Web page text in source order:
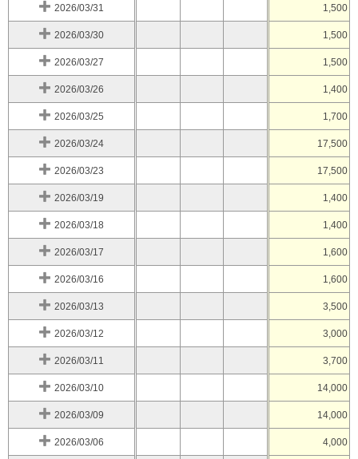
2026/03/31 1,500
2026/03/30 1,500
2026/03/27 1,500
2026/03/26 1,400
2026/03/25 1,700
2026/03/24 17,500
2026/03/23 17,500
2026/03/19 1,400
2026/03/18 1,400
2026/03/17 1,600
2026/03/16 1,600
2026/03/13 3,500
2026/03/12 3,000
2026/03/11 3,700
2026/03/10 14,000
2026/03/09 14,000
2026/03/06 4,000